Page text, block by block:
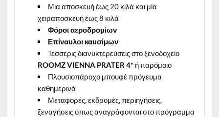
Μια αποσκευή έως 20 κιλά και μία
χειραποσκευή έως 8 κιλά
Φόροι αεροδρομίων
Επίναυλοι καυσίμων
Τέσσερις διανυκτερεύσεις στο ξενοδοχείο
ROOMZVIENNA PRATER 4*ή παρόμοιο
Πλουσιοπάροχο μπουφέ πρόγευμα
καθημερινά
Μεταφορές, εκδρομές, περιηγήσεις,
ξεναγήσεις όπως αναγράφονται στο πρόγραμμα